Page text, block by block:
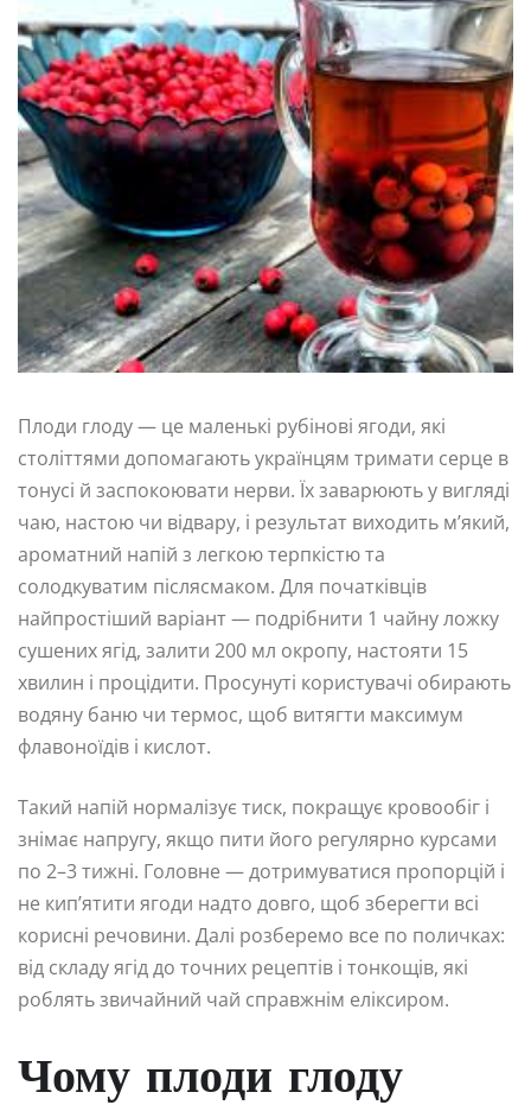
Плоди глоду — це маленькі рубінові ягоди, які
століттями допомагають українцям тримати серце в
тонусі й заспокоювати нерви. Їх заварюють у вигляді
чаю, настою чи відвару, і результат виходить м’який,
ароматний напій з легкою терпкістю та
солодкуватим післясмаком. Для початківців
найпростіший варіант — подрібнити 1 чайну ложку
сушених ягід, залити 200 мл окропу, настояти 15
хвилин і процідити. Просунуті користувачі обирають
водяну баню чи термос, щоб витягти максимум
флавоноїдів і кислот.
Такий напій нормалізує тиск, покращує кровообіг і
знімає напругу, якщо пити його регулярно курсами
по 2–3 тижні. Головне — дотримуватися пропорцій і
не кип’ятити ягоди надто довго, щоб зберегти всі
корисні речовини. Далі розберемо все по поличках:
від складу ягід до точних рецептів і тонкощів, які
роблять звичайний чай справжнім еліксиром.
Чому плоди глоду